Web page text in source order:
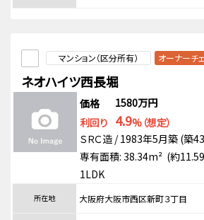
マンション（区分所有） オーナーチ
ネオハイツ西長堀
価格
1580万円
利回り 4.9%（想定）
ＳＲＣ造 / 1983年5月築 (築
専有面積: 38.34m² (約
1LDK
所在地 大阪府大阪市西区新町３丁目